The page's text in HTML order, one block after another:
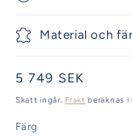
Material och
Ordinarie
pris
5 749 SEK
Skatt ingår. Frakt beräknas i
Färg